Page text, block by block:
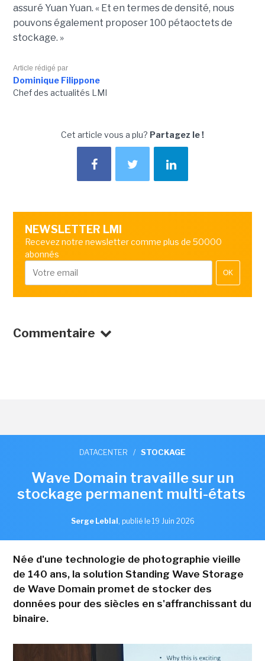
assuré Yuan Yuan. « Et en termes de densité, nous
pouvons également proposer 100 pétaoctets de
stockage. »
Article rédigé par
Dominique Filippone
Chef des actualités LMI
Cet article vous a plu? Partagez le !
NEWSLETTER LMI
Recevez notre newsletter comme plus de 50000
abonnés
OK
Commentaire
DATACENTER / STOCKAGE
Wave Domain travaille sur un
stockage permanent multi-états
Serge Leblal , publié le 19 Juin 2026
Née d'une technologie de photographie vieille
de 140 ans, la solution Standing Wave Storage
de Wave Domain promet de stocker des
données pour des siècles en s'affranchissant du
binaire.